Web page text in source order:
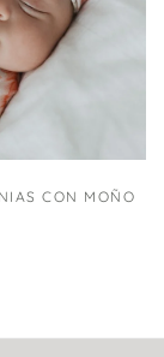
CON MOÑO